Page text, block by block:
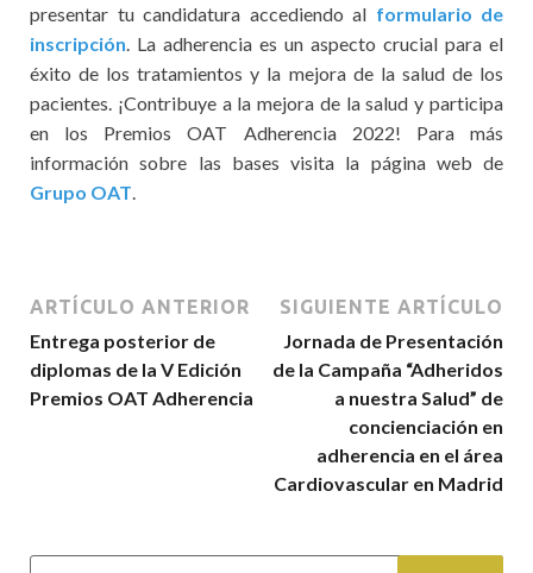
presentar tu candidatura accediendo al formulario de
inscripción . La adherencia es un aspecto crucial para el
éxito de los tratamientos y la mejora de la salud de los
pacientes. ¡Contribuye a la mejora de la salud y participa
en los Premios OAT Adherencia 2022! Para más
información sobre las bases visita la página web de
Grupo OAT
ARTÍCULO ANTERIOR
Entrega posterior de
diplomas de la V Edición
Premios OAT Adherencia
SIGUIENTE ARTÍCULO
Jornada de Presentación
de la Campaña “Adheridos
a nuestra Salud” de
concienciación en
adherencia en el área
Cardiovascular en Madrid